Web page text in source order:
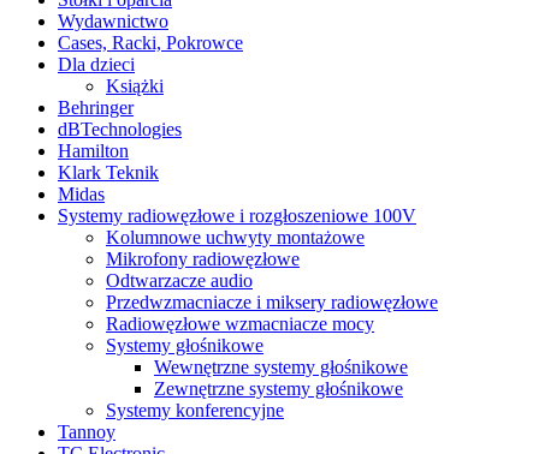
Wydawnictwo
Cases, Racki, Pokrowce
Dla dzieci
Książki
Behringer
dBTechnologies
Hamilton
Klark Teknik
Midas
Systemy radiowęzłowe i rozgłoszeniowe 100V
Kolumnowe uchwyty montażowe
Mikrofony radiowęzłowe
Odtwarzacze audio
Przedwzmacniacze i miksery radiowęzłowe
Radiowęzłowe wzmacniacze mocy
Systemy głośnikowe
Wewnętrzne systemy głośnikowe
Zewnętrzne systemy głośnikowe
Systemy konferencyjne
Tannoy